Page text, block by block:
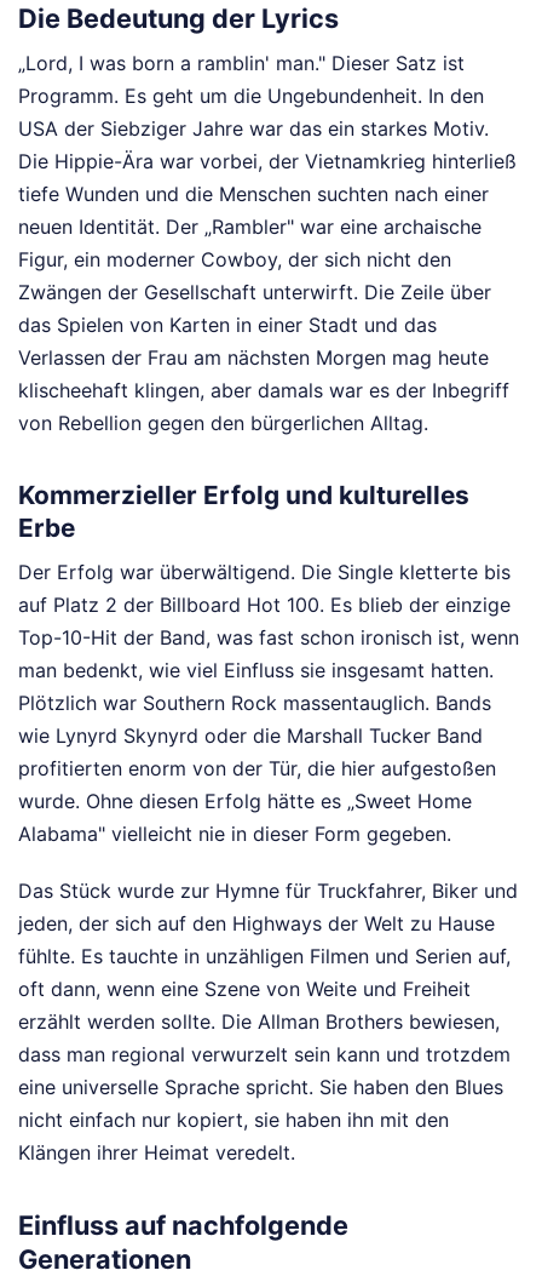
Die Bedeutung der Lyrics
„Lord, I was born a ramblin' man." Dieser Satz ist
Programm. Es geht um die Ungebundenheit. In den
USA der Siebziger Jahre war das ein starkes Motiv.
Die Hippie-Ära war vorbei, der Vietnamkrieg hinterließ
tiefe Wunden und die Menschen suchten nach einer
neuen Identität. Der „Rambler" war eine archaische
Figur, ein moderner Cowboy, der sich nicht den
Zwängen der Gesellschaft unterwirft. Die Zeile über
das Spielen von Karten in einer Stadt und das
Verlassen der Frau am nächsten Morgen mag heute
klischeehaft klingen, aber damals war es der Inbegriff
von Rebellion gegen den bürgerlichen Alltag.
Kommerzieller Erfolg und kulturelles
Erbe
Der Erfolg war überwältigend. Die Single kletterte bis
auf Platz 2 der Billboard Hot 100. Es blieb der einzige
Top-10-Hit der Band, was fast schon ironisch ist, wenn
man bedenkt, wie viel Einfluss sie insgesamt hatten.
Plötzlich war Southern Rock massentauglich. Bands
wie Lynyrd Skynyrd oder die Marshall Tucker Band
profitierten enorm von der Tür, die hier aufgestoßen
wurde. Ohne diesen Erfolg hätte es „Sweet Home
Alabama" vielleicht nie in dieser Form gegeben.
Das Stück wurde zur Hymne für Truckfahrer, Biker und
jeden, der sich auf den Highways der Welt zu Hause
fühlte. Es tauchte in unzähligen Filmen und Serien auf,
oft dann, wenn eine Szene von Weite und Freiheit
erzählt werden sollte. Die Allman Brothers bewiesen,
dass man regional verwurzelt sein kann und trotzdem
eine universelle Sprache spricht. Sie haben den Blues
nicht einfach nur kopiert, sie haben ihn mit den
Klängen ihrer Heimat veredelt.
Einfluss auf nachfolgende
Generationen